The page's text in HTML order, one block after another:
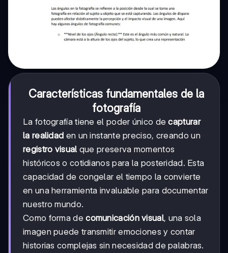
Características fundamentales de la
fotografía
La fotografía tiene el poder único decapturar
la realidad en un instante preciso, creando un
registro visual que preserva momentos
históricos o cotidianos para la posteridad. Esta
capacidad de congelar el tiempo la convierte
en una herramienta invaluable para documentar
nuestro mundo.
Como forma decomunicación visual, una sola
imagen puede transmitir emociones y contar
historias complejas sin necesidad de palabras.